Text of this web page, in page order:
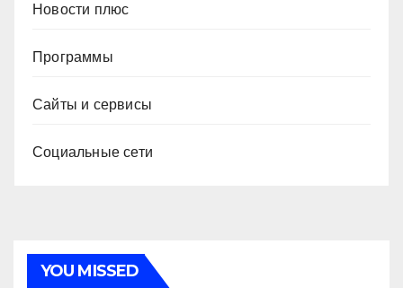
Новости плюс
Программы
Сайты и сервисы
Социальные сети
YOU MISSED